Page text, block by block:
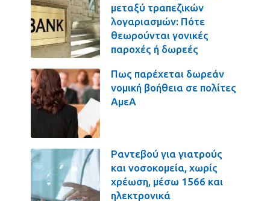
μεταξύ τραπεζικών
λογαριασμών: Πότε
θεωρούνται γονικές
παροχές ή δωρεές
Πως παρέχεται δωρεάν
νομική βοήθεια σε πολίτες
ΑμεΑ
Ραντεβού για γιατρούς
και νοσοκομεία, χωρίς
χρέωση, μέσω 1566 και
ηλεκτρονικά